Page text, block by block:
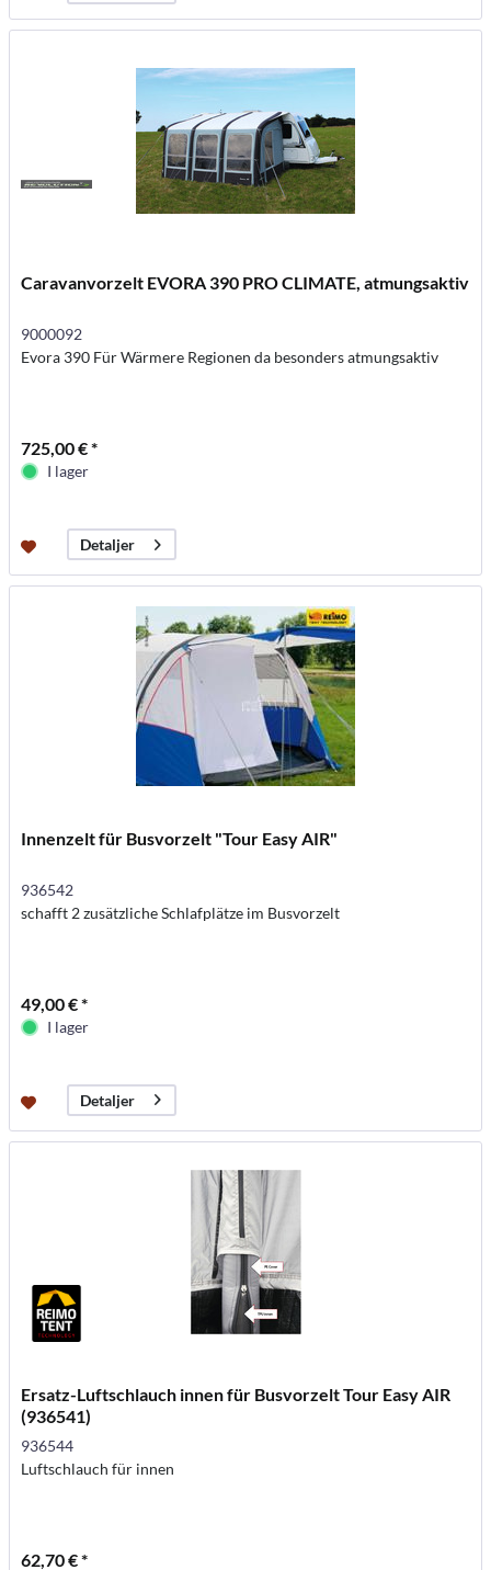
Caravanvorzelt EVORA 390 PRO CLIMATE, atmungsaktiv
9000092
Evora 390 Für Wärmere Regionen da besonders atmungsaktiv
725,00 € *
I lager
Detaljer
Innenzelt für Busvorzelt "Tour Easy AIR"
936542
schafft 2 zusätzliche Schlafplätze im Busvorzelt
49,00 € *
I lager
Detaljer
Ersatz-Luftschlauch innen für Busvorzelt Tour Easy AIR
(936541)
936544
Luftschlauch für innen
62,70 € *